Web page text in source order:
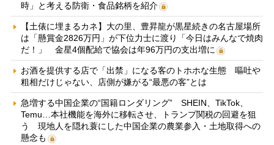
時」と考える防衛・食品銘柄を紹介
【土俵に埋まるカネ】大の里、豊昇龍が黒星続きの名古屋場所
は「懸賞金2826万円」が下位力士に渡り「今日はみんなで焼肉
だ！」 金星4個配給で協会は年96万円の支出増に
お酒を提供する店で「出禁」になる客のトホホな生態 嘔吐や
粗相だけじゃない、店側が嫌がる“最悪の客”とは
急増する中国企業の“国籍ロンダリング” SHEIN、TikTok、
Temu…本社機能を海外に移転させ、トランプ関税の回避を狙
う 現地人を隠れ蓑にした中国企業の農業参入・土地取得への
懸念も